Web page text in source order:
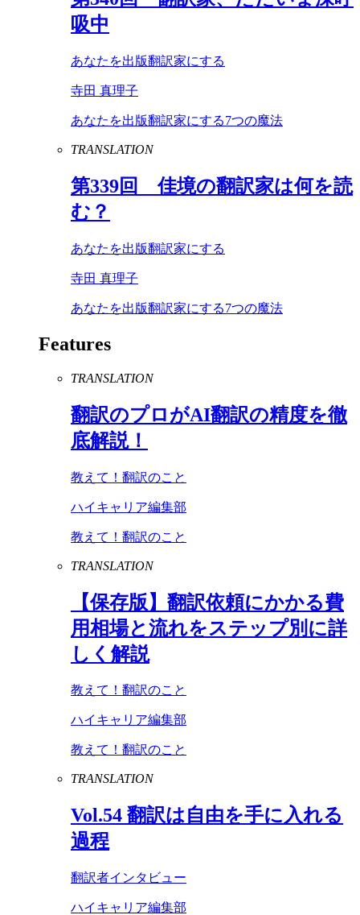
吸中
あなたを出版翻訳家にする
寺田 真理子
あなたを出版翻訳家にする7つの魔法
TRANSLATION
第339回 佳境の翻訳家は何を読
む？
あなたを出版翻訳家にする
寺田 真理子
あなたを出版翻訳家にする7つの魔法
Features
TRANSLATION
翻訳のプロがAI翻訳の精度を徹
底解説！
教えて！翻訳のこと
ハイキャリア編集部
教えて！翻訳のこと
TRANSLATION
【保存版】翻訳依頼にかかる費
用相場と流れをステップ別に詳
しく解説
教えて！翻訳のこと
ハイキャリア編集部
教えて！翻訳のこと
TRANSLATION
Vol.54 翻訳は自由を手に入れる
過程
翻訳者インタビュー
ハイキャリア編集部